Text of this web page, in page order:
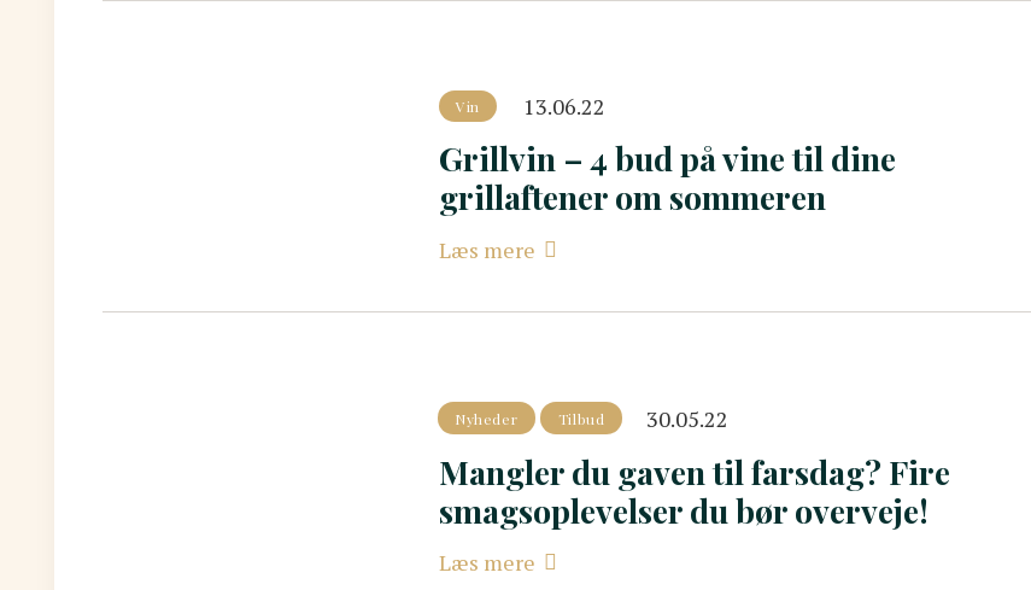
Vin 13.06.22
Grillvin – 4 bud på vine til dine
grillaftener om sommeren
Læs mere
Nyheder Tilbud 30.05.22
Mangler du gaven til farsdag? Fire
smagsoplevelser du bør overveje!
Læs mere